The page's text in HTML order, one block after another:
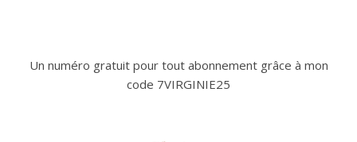
Un numéro gratuit pour tout abonnement grâce à mon
code 7VIRGINIE25